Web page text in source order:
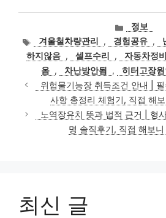
카
테
고
리
정보
태
그
겨울철차량관리 , 경험공유 ,
하지않음 , 셀프수리 , 자동차정비
옴 , 차난방안됨 , 히터고장원
위험물기능장 취득조건 안내 |
사항 총정리 체험기, 직접 해
노역장유치 뜻과 법적 근거 | 형
명 솔직후기, 직접 해보니
최신 글